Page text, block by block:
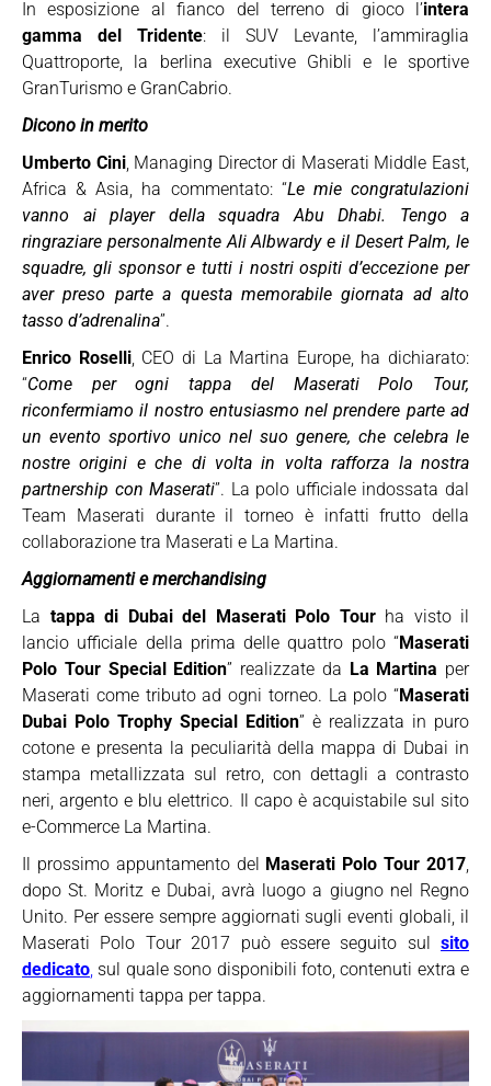
In esposizione al fianco del terreno di gioco l’intera
gamma del Tridente: il SUV Levante, l’ammiraglia
Quattroporte, la berlina executive Ghibli e le sportive
GranTurismo e GranCabrio.
Dicono in merito
Umberto Cini, Managing Director di Maserati Middle East,
Africa & Asia, ha commentato: “Le mie congratulazioni
vanno ai player della squadra Abu Dhabi. Tengo a
ringraziare personalmente Ali Albwardy e il Desert Palm, le
squadre, gli sponsor e tutti i nostri ospiti d’eccezione per
aver preso parte a questa memorabile giornata ad alto
tasso d’adrenalina”.
Enrico Roselli, CEO di La Martina Europe, ha dichiarato:
“Come per ogni tappa del Maserati Polo Tour,
riconfermiamo il nostro entusiasmo nel prendere parte ad
un evento sportivo unico nel suo genere, che celebra le
nostre origini e che di volta in volta rafforza la nostra
partnership con Maserati”. La polo ufficiale indossata dal
Team Maserati durante il torneo è infatti frutto della
collaborazione tra Maserati e La Martina.
Aggiornamenti e merchandising
La tappa di Dubai del Maserati Polo Tourha visto il
lancio ufficiale della prima delle quattro polo “Maserati
Polo Tour Special Edition” realizzate da La Martina per
Maserati come tributo ad ogni torneo. La polo “Maserati
Dubai Polo Trophy Special Edition” è realizzata in puro
cotone e presenta la peculiarità della mappa di Dubai in
stampa metallizzata sul retro, con dettagli a contrasto
neri, argento e blu elettrico. Il capo è acquistabile sul sito
e-Commerce La Martina.
Il prossimo appuntamento del Maserati Polo Tour 2017,
dopo St. Moritz e Dubai, avrà luogo a giugno nel Regno
Unito. Per essere sempre aggiornati sugli eventi globali, il
Maserati Polo Tour 2017 può essere seguito sul sito
dedicato, sul quale sono disponibili foto, contenuti extra e
aggiornamenti tappa per tappa.